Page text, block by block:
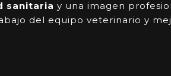
sanitaria y una imagen
del equipo veterinario y